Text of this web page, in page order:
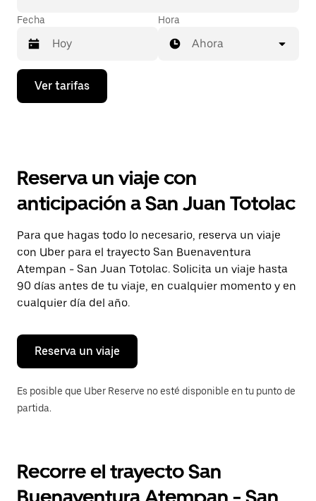
Fecha
Presiona
flecha
el
y
selecciona
una
fecha.
Presiona
la
tecla Esc
para
cerrar
calendario.
Hora
Ahora
Ver tarifas
Reserva un viaje con
anticipación a San Juan Totolac
Para que hagas todo lo necesario, reserva un viaje
con Uber para el trayecto San Buenaventura
Atempan - San Juan Totolac. Solicita un viaje hasta
90 días antes de tu viaje, en cualquier momento y en
cualquier día del año.
Reserva un viaje
Es posible que Uber Reserve no esté disponible en tu punto de
partida.
Recorre el trayecto San